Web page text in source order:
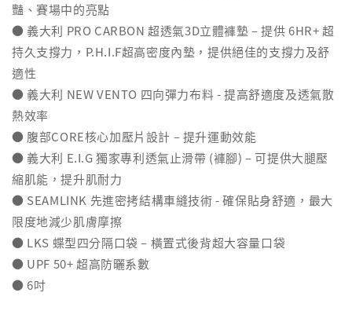
豔、賽場中的亮點
● 義大利 PRO CARBON 超透氣3D立體褲墊 – 提供 6HR+ 超
持久支撐力，P.H.I.F超高密度內墊，提供絕佳的支撐力及舒
適性
● 義大利 NEW VENTO 四向彈力布料 - 提高舒適度及透氣散
熱效率
● 腹部CORE核心加壓片設計 – 提升運動效能
● 義大利 E.I.G 獨家專利透氣止滑帶 (褲腳) – 可提供大腿壓
縮肌能，提升肌耐力
● SEAMLINK 先進密拷結構車縫技術 - 確保貼身舒適，最大
限度地減少肌膚摩擦
● LKS 蝶型四分隔口袋 – 橫置式後背超大容量口袋
● UPF 50+ 超高防曬系數
● 6吋